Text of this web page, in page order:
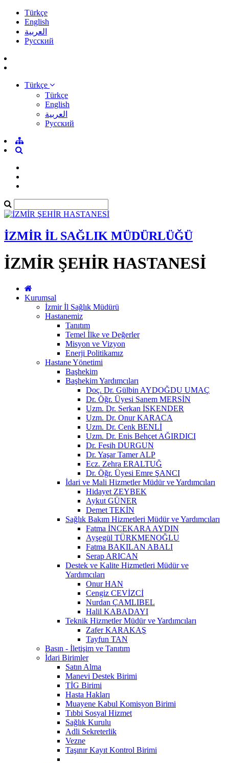
Türkçe
English
العربية
Pусский
Türkçe
Türkçe
English
العربية
Pусский
İZMİR İL SAĞLIK MÜDÜRLÜĞÜ
İZMİR ŞEHİR HASTANESİ
Kurumsal
İzmir İl Sağlık Müdürü
Hastanemiz
Tanıtım
Temel İlke ve Değerler
Misyon ve Vizyon
Enerji Politikamız
Hastane Yönetimi
Başhekim
Başhekim Yardımcıları
Doç. Dr. Gülbin AYDOĞDU UMAÇ
Dr. Öğr. Üyesi Sanem MERSİN
Uzm. Dr. Serkan İSKENDER
Uzm. Dr. Onur KARACA
Uzm. Dr. Cenk BENLİ
Uzm. Dr. Enis Behçet AĞIRDICI
Dr. Fesih DURGUN
Dr. Yaşar Tamer ALP
Ecz. Zehra ERALTUĞ
Dr. Öğr. Üyesi Emre ŞANCI
İdari ve Mali Hizmetler Müdür ve Yardımcıları
Hidayet ZEYBEK
Aykut GÜNER
Demet TEKİN
Sağlık Bakım Hizmetleri Müdür ve Yardımcıları
Fatma İNCEKARA AYDIN
Ayşegül TÜRKMENOĞLU
Fatma BAKILAN ABALI
Serap ARICAN
Destek ve Kalite Hizmetleri Müdür ve
Yardımcıları
Onur HAN
Cengiz CEVİZCİ
Nurdan ÇAMLIBEL
Halil KABADAYI
Teknik Hizmetler Müdür ve Yardımcıları
Zafer KARAKAŞ
Tayfun TAN
Basın - İletişim ve Tanıtım
İdari Birimler
Satın Alma
Manevi Destek Birimi
TİG Birimi
Hasta Hakları
Muayene Kabul Komisyon Birimi
Tıbbi Sosyal Hizmet
Sağlık Kurulu
Adli Sekreterlik
Vezne
Taşınır Kayıt Kontrol Birimi